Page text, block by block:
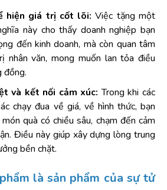
hiện giá trị cốt lõi: Việc tặng một
này cho thấy doanh nghiệp bạn
đến kinh doanh, mà còn quan tâm
nhân văn, mong muốn lan tỏa điều
đồng.
và kết nối cảm xúc: Trong khi các
chạy đua về giá, về hình thức, bạn
quà có chiều sâu, chạm đến cảm
Điều này giúp xây dựng lòng trung
bền chặt.
là sản phẩm của sự tử